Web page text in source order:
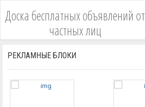
Доска бесплатных объявлений от
частных лиц
РЕКЛАМНЫЕ БЛОКИ